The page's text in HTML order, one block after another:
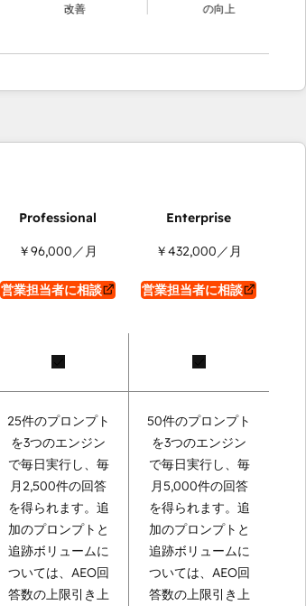
の向上
￥96,000 ／月
営業担当者に相談
￥432,000 ／月
営業担当者に相談
25件のプロンプト
を3つのエンジン
で毎日実行し、毎
月2,500件の回答
を得られます。追
加のプロンプトと
追跡ボリュームに
ついては、AEO回
答数の上限引き上
50件のプロンプト
を3つのエンジン
で毎日実行し、毎
月5,000件の回答
を得られます。追
加のプロンプトと
追跡ボリュームに
ついては、AEO回
答数の上限引き上